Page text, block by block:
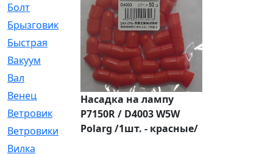
Болт
[247]
Брызговик
[77]
Быстрая
[2]
Вакуум
[23]
Вал
[194]
Венец
[16]
Ветровик
[132]
Ветровики
[2]
Вилка
Насадка на лампу
P7150R / D4003 W5W
Polarg /1шт. - красные/